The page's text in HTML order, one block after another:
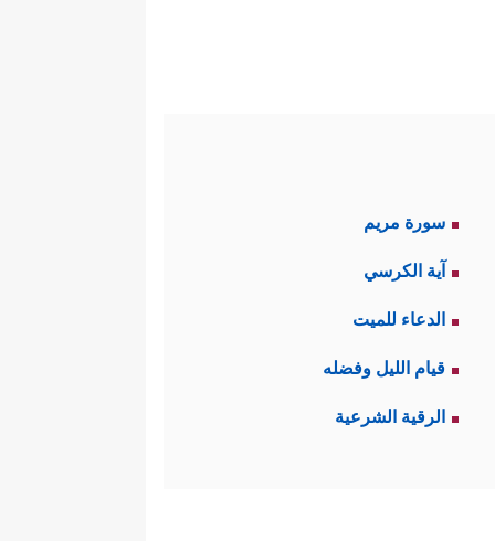
سورة مريم
آية الكرسي
الدعاء للميت
قيام الليل وفضله
الرقية الشرعية